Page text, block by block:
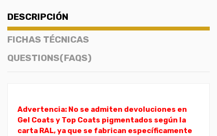
DESCRIPCIÓN
FICHAS TÉCNICAS
QUESTIONS(FAQS)
Advertencia: No se admiten devoluciones en
Gel Coats y Top Coats pigmentados según la
carta RAL, ya que se fabrican específicamente